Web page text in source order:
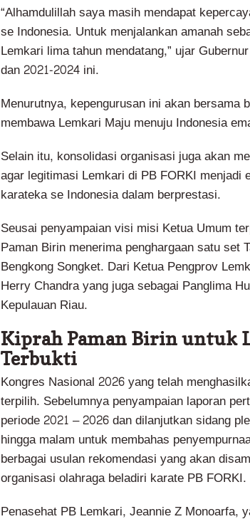
“Alhamdulillah saya masih mendapat
se Indonesia. Untuk menjalankan amanah
Lemkari lima tahun mendatang,” ujar
dan 2021-2024 ini.
Menurutnya, kepengurusan ini akan bersama
membawa Lemkari Maju menuju Indonesia
Selain itu, konsolidasi organisasi juga akan
agar legitimasi Lemkari di PB FORKI menjadi
karateka se Indonesia dalam berprestasi.
Seusai penyampaian visi misi Ketua Umum
Paman Birin menerima penghargaan satu set
Bengkong Songket. Dari Ketua Pengprov
Herry Chandra yang juga sebagai Panglima
Kepulauan Riau.
Kiprah Paman Birin untuk
Terbukti
Kongres Nasional 2026 yang telah
terpilih. Sebelumnya penyampaian laporan
periode 2021 – 2026 dan dilanjutkan sidang
hingga malam untuk membahas
berbagai usulan rekomendasi yang akan
organisasi olahraga beladiri karate PB FORKI.
Penasehat PB Lemkari, Jeannie Z Monoarfa,